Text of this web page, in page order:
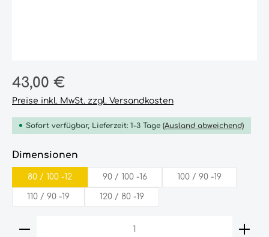
Regulärer Preis:
43,00 €
Preise inkl. MwSt. zzgl. Versandkosten
Sofort verfügbar, Lieferzeit: 1-3 Tage (Ausland abweichend)
Dimensionen
80‎ /‎ 100‎ -12‎ 90‎ /‎ 100‎ -16‎ 100‎ /‎ 90‎ -19‎
110‎ /‎ 90‎ -19‎ 120‎ /‎ 80‎ -19‎
Produkt Anzahl: Gib den gewünschten Wert